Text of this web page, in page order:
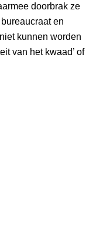
doorbrak ze
en
kunnen worden
van het kwaad’ of